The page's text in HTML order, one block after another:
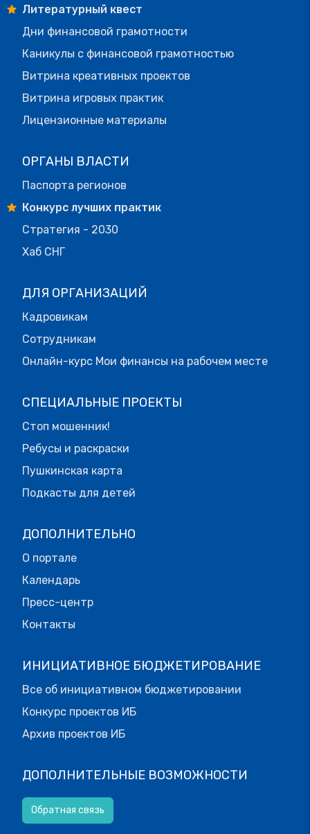
Литературный квест
Дни финансовой грамотности
Каникулы с финансовой грамотностью
Витрина креативных проектов
Витрина игровых практик
Лицензионные материалы
ОРГАНЫ ВЛАСТИ
Паспорта регионов
Конкурс лучших практик
Стратегия - 2030
Хаб СНГ
ДЛЯ ОРГАНИЗАЦИЙ
Кадровикам
Сотрудникам
Онлайн-курс Мои финансы на рабочем месте
СПЕЦИАЛЬНЫЕ ПРОЕКТЫ
Стоп мошенник!
Ребусы и раскраски
Пушкинская карта
Подкасты для детей
ДОПОЛНИТЕЛЬНО
О портале
Календарь
Пресс-центр
Контакты
ИНИЦИАТИВНОЕ БЮДЖЕТИРОВАНИЕ
Все об инициативном бюджетировании
Конкурс проектов ИБ
Архив проектов ИБ
ДОПОЛНИТЕЛЬНЫЕ ВОЗМОЖНОСТИ
Обратная связь